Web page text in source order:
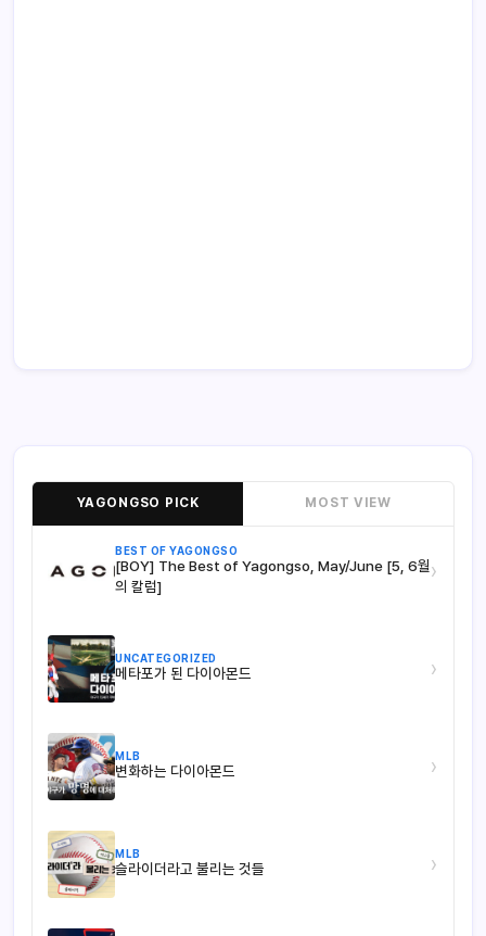
YAGONGSO PICK MOST VIEW
BEST OF YAGONGSO
[BOY] The Best of Yagongso, May/June [5, 6월
의 칼럼]
›
UNCATEGORIZED
메타포가 된 다이아몬드 ›
MLB
변화하는 다이아몬드 ›
MLB
슬라이더라고 불리는 것들 ›